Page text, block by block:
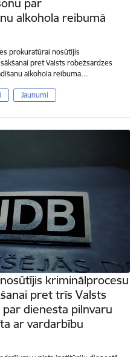
par
alkohola reibumā
prokuratūrai nosūtījis
pret Valsts robežsardzes
alkohola reibuma…
Jaunumi
kriminālprocesu
pret trīs Valsts
dienesta pilnvaru
ar vardarbību